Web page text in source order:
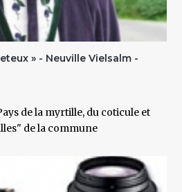
» - Neuville Vielsalm -
de la myrtille, du coticule et
de la commune